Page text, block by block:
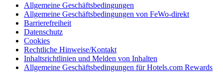
Allgemeine Geschäftsbedingungen
Allgemeine Geschäftsbedingungen von FeWo-direkt
Barrierefreiheit
Datenschutz
Cookies
Rechtliche Hinweise/Kontakt
Inhaltsrichtlinien und Melden von Inhalten
Allgemeine Geschäftsbedingungen für Hotels.com Rewards